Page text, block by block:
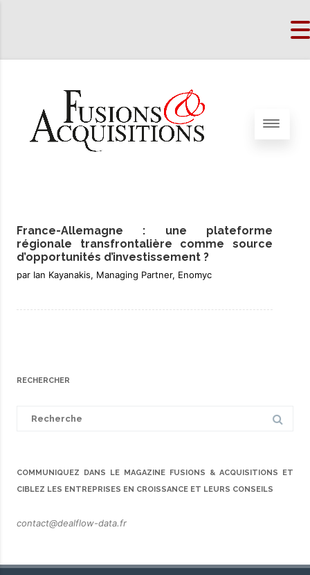
France-Allemagne : une plateforme
régionale transfrontalière comme source
d’opportunités d’investissement ?
par Ian Kayanakis, Managing Partner, Enomyc
RECHERCHER
COMMUNIQUEZ DANS LE MAGAZINE FUSIONS & ACQUISITIONS ET
CIBLEZ LES ENTREPRISES EN CROISSANCE ET LEURS CONSEILS
contact@dealflow-data.fr